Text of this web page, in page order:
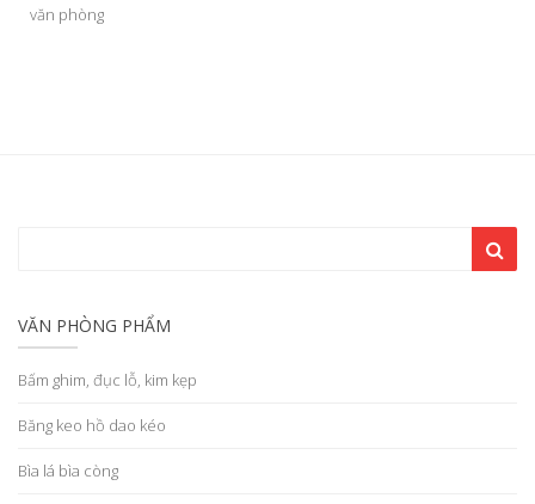
văn phòng
VĂN PHÒNG PHẨM
Bấm ghim, đục lỗ, kim kẹp
Băng keo hồ dao kéo
Bìa lá bìa còng